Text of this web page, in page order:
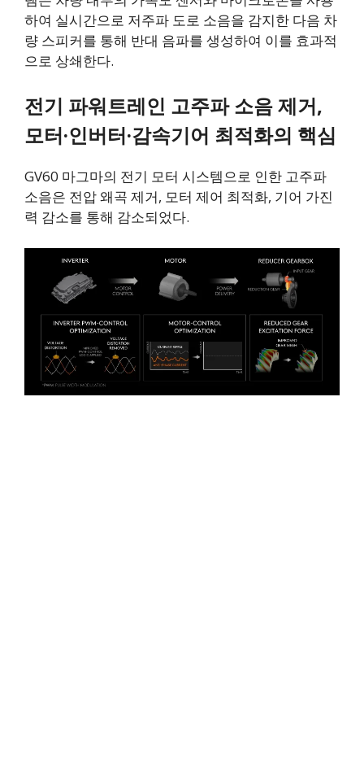
하여 실시간으로 저주파 도로 소음을 감지한 다음 차
량 스피커를 통해 반대 음파를 생성하여 이를 효과적
으로 상쇄한다.
전기 파워트레인 고주파 소음 제거,
모터·인버터·감속기어 최적화의 핵심
GV60 마그마의 전기 모터 시스템으로 인한 고주파
소음은 전압 왜곡 제거, 모터 제어 최적화, 기어 가진
력 감소를 통해 감소되었다.